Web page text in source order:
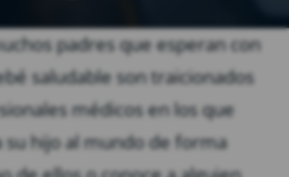
padres que esperan con
saludable son traicionados
médicos en los que
hijo al mundo de forma